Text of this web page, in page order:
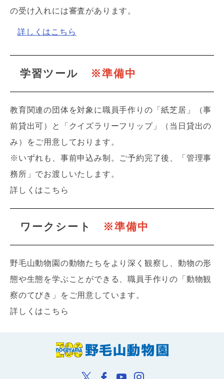
の受け入れには審査があります。
詳しくはこちら
学習ツール ※準備中
教育関連の団体を対象に職員手作りの「紙芝居」（事
前貸出可）と「クイズラリーフリップ」（当日貸出の
み）をご用意しております。
※いずれも、事前申込み制。ご予約完了後、「管理事
務所」でお渡しいたします。
詳しくはこちら
ワークシート ※準備中
野毛山動物園の動物たちをより深く観察し、動物の形
態や生態を学ぶことができる、職員手作りの「動物観
察のてびき」をご用意しています。
詳しくはこちら